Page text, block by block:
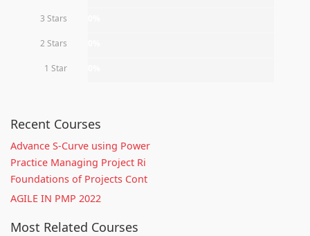
3 Stars
2 Stars
1 Star
Recent Courses
Advance S-Curve using Power
Practice Managing Project Ri
Foundations of Projects Cont
AGILE IN PMP 2022
Most Related Courses